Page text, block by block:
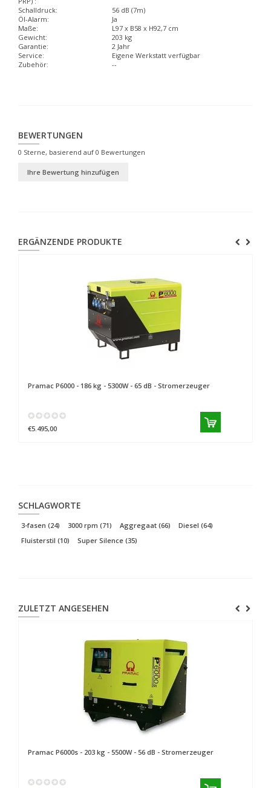
Schalldruck:
56 dB (7m)
Öl-Alarm:
Ja
Maße:
L97 x B58 x H92,7 cm
Gewicht:
203 kg
Garantie:
2 Jahr
Service:
Eigene Werkstatt verfügbar
Zubehör:
--
BEWERTUNGEN
0 Sterne, basierend auf 0 Bewertungen
Ihre Bewertung hinzufügen
ERGÄNZENDE PRODUKTE
Pramac P6000 - 186 kg - 5300W - 65 dB - Stromerzeuger
€5.495,00
SCHLAGWORTE
3-fasen (24) 3000 rpm (71) Aggregaat (66) Diesel (64)
Fluisterstil (10) Super Silence (35)
ZULETZT ANGESEHEN
Pramac P6000s - 203 kg - 5500W - 56 dB - Stromerzeuger